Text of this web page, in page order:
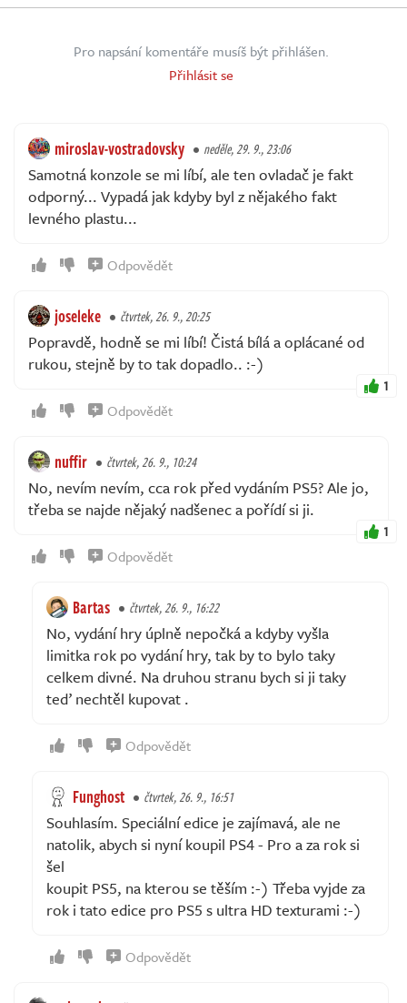
Pro napsání komentáře musíš být přihlášen.
Přihlásit se
miroslav-vostradovsky neděle, 29. 9., 23:06
Samotná konzole se mi líbí, ale ten ovladač je fakt
odporný... Vypadá jak kdyby byl z nějakého fakt
levného plastu...
Odpovědět
joseleke čtvrtek, 26. 9., 20:25
Popravdě, hodně se mi líbí! Čistá bílá a oplácané od
rukou, stejně by to tak dopadlo.. :-)
1
Odpovědět
nuffir čtvrtek, 26. 9., 10:24
No, nevím nevím, cca rok před vydáním PS5? Ale jo,
třeba se najde nějaký nadšenec a pořídí si ji.
1
Odpovědět
Bartas čtvrtek, 26. 9., 16:22
No, vydání hry úplně nepočká a kdyby vyšla
limitka rok po vydání hry, tak by to bylo taky
celkem divné. Na druhou stranu bych si ji taky
teď nechtěl kupovat .
Odpovědět
Funghost čtvrtek, 26. 9., 16:51
Souhlasím. Speciální edice je zajímavá, ale ne
natolik, abych si nyní koupil PS4 - Pro a za rok si
šel
koupit PS5, na kterou se těším :-) Třeba vyjde za
rok i tato edice pro PS5 s ultra HD texturami :-)
Odpovědět